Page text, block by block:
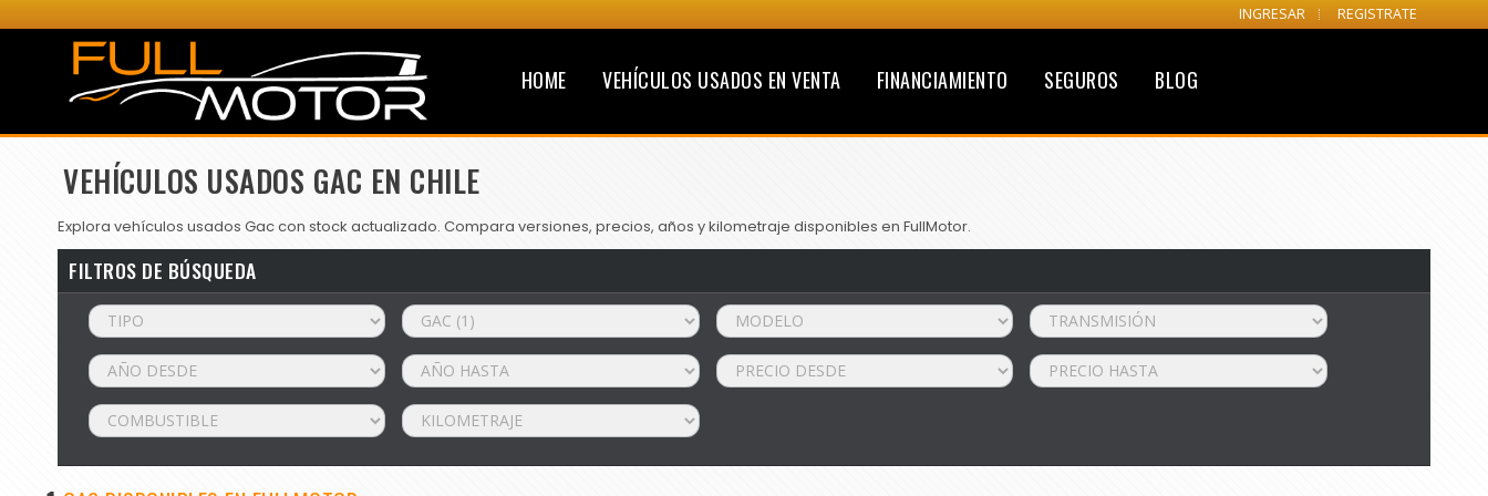
INGRESAR REGISTRATE
HOME VEHÍCULOS USADOS EN VENTA FINANCIAMIENTO SEGUROS BLOG
VEHÍCULOS USADOS GAC EN CHILE
Explora vehículos usados Gac con stock actualizado. Compara versiones, precios, años y kilometraje disponibles en FullMotor.
FILTROS DE BÚSQUEDA